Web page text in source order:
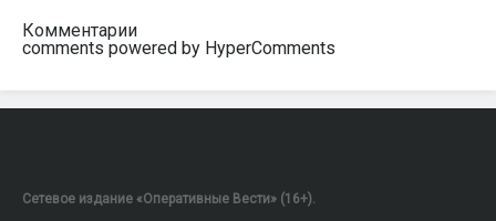
Комментарии
comments powered by HyperComments
Сетевое издание «Оперативные Вести» (16+).